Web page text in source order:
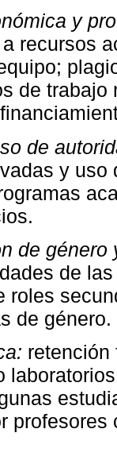
y
recursos
de
de
y uso
de
de
roles
de género.
retención